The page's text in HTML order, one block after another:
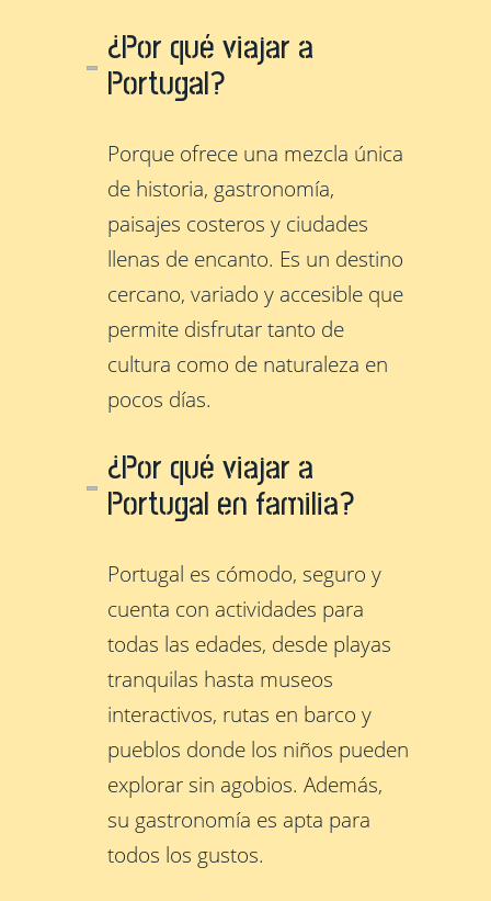
¿Por qué viajar a
Portugal?
Porque ofrece una mezcla única
de historia, gastronomía,
paisajes costeros y ciudades
llenas de encanto. Es un destino
cercano, variado y accesible que
permite disfrutar tanto de
cultura como de naturaleza en
pocos días.
¿Por qué viajar a
Portugal en familia?
Portugal es cómodo, seguro y
cuenta con actividades para
todas las edades, desde playas
tranquilas hasta museos
interactivos, rutas en barco y
pueblos donde los niños pueden
explorar sin agobios. Además,
su gastronomía es apta para
todos los gustos.